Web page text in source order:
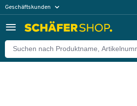
Geschäftskunden
Zurück